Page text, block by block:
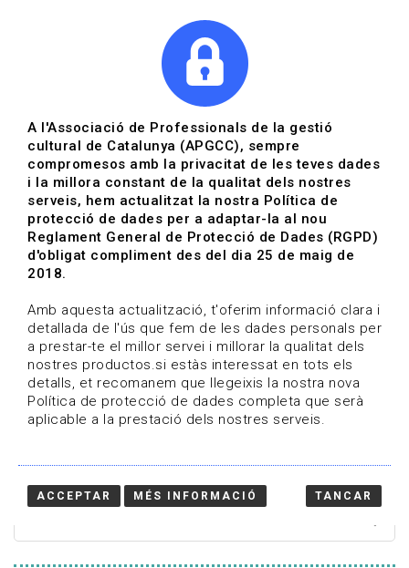
Actualitza't
Vols estar al dia?
HOME / BLOG
Estigues al dia
Convocatòries, activitats i notícies del sector de la
cultura.
A l'Associació de Professionals de la gestió
cultural de Catalunya (APGCC), sempre
compromesos amb la privacitat de les teves dades
i la millora constant de la qualitat dels nostres
serveis, hem actualitzat la nostra Política de
protecció de dades per a adaptar-la al nou
Reglament General de Protecció de Dades (RGPD)
d'obligat compliment des del dia 25 de maig de
2018.
Amb aquesta actualització, t'oferim informació clara i
detallada de l'ús que fem de les dades personals per
a prestar-te el millor servei i millorar la qualitat dels
nostres productos.si estàs interessat en tots els
detalls, et recomanem que llegeixis la nostra nova
Política de protecció de dades completa que serà
aplicable a la prestació dels nostres serveis.
ACCEPTAR MÉS INFORMACIÓ TANCAR